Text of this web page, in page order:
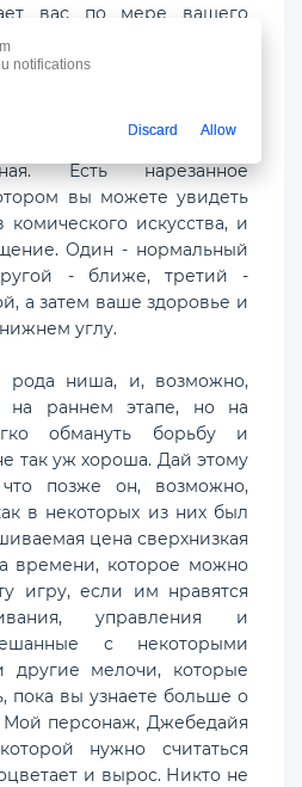
вас по мере вашего
виду, что это медленный
концов, оно того стоит!
Есть нарезанное
вы можете увидеть
комического искусства, и
Один - нормальный
- ближе, третий -
а затем ваше здоровье и
углу.
рода ниша, и, возможно,
на раннем этапе, но на
обмануть борьбу и
так уж хороша. Дай этому
позже он, возможно,
в некоторых из них был
цена сверхнизкая
времени, которое можно
игру, если им нравятся
управления и
с некоторыми
другие мелочи, которые
пока вы узнаете больше о
Мой персонаж, Джебедайя
нужно считаться
и вырос. Никто не
notifications
Discard Allow